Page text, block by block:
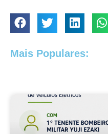
Mais Populares: